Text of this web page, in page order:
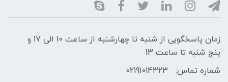
زمان پاسخگویی از شنبه تا چهارشنبه از ساعت 10 الی 17 و
پنج شنبه تا ساعت 13
شماره تماس:
02191014323